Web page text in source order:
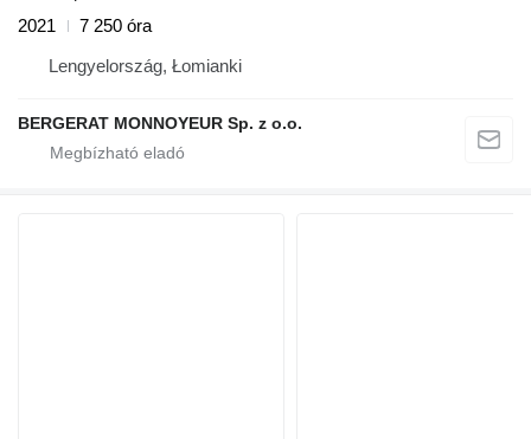
2021
7 250 óra
Lengyelország, Łomianki
BERGERAT MONNOYEUR Sp. z o.o.